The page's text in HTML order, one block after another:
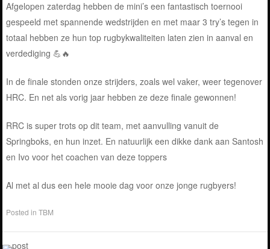
Afgelopen zaterdag hebben de mini’s een fantastisch toernooi
gespeeld met spannende wedstrijden en met maar 3 try’s tegen in
totaal hebben ze hun top rugbykwaliteiten laten zien in aanval en
verdediging 💪🔥
In de finale stonden onze strijders, zoals wel vaker, weer tegenover
HRC. En net als vorig jaar hebben ze deze finale gewonnen!
RRC is super trots op dit team, met aanvulling vanuit de
Springboks, en hun inzet. En natuurlijk een dikke dank aan Santosh
en Ivo voor het coachen van deze toppers
Al met al dus een hele mooie dag voor onze jonge rugbyers!
Posted inTBM